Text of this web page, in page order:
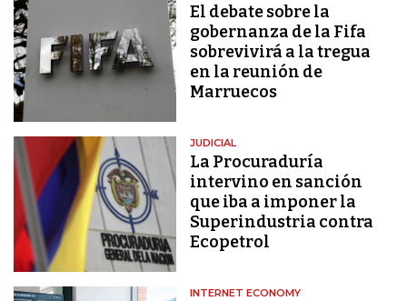
El debate sobre la
gobernanza de la Fifa
sobrevivirá a la tregua
en la reunión de
Marruecos
JUDICIAL
La Procuraduría
intervino en sanción
que iba a imponer la
Superindustria contra
Ecopetrol
INTERNET ECONOMY